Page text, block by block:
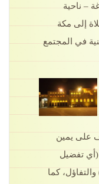
– ناحية
إلى مكة
في المجتمع
على يمين
(أي تفضيل
كما